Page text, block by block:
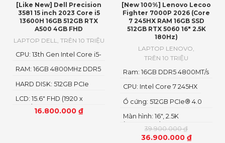
[Like New] Dell Precision
3581 15 inch 2023 Core i5
13600H 16GB 512GB RTX
A500 4GB FHD
LAPTOP DELL
TRÊN 10 TRIỆU
16.800.000 ₫
LCD: 15.6" FHD (1920 x
1080)
HARD DISK: 512GB PCIe
RAM: 16GB 4800MHz DDR5
CPU: 13th Gen Intel Core i5-
[New 100%] Lenovo Lecoo
Fighter 7000P 2026 (Core
7 245HX RAM 16GB SSD
512GB RTX 5060 16″ 2.5K
180Hz)
LAPTOP LENOVO
TRÊN 10 TRIỆU
39.900.000₫
36.900.000 ₫
Màn hình: 16″, 2.5K
(2560x1600) IPS, LED
Ổ cứng: 512GB PCIe® 4.0
CPU: Intel Core 7 245HX
Ram: 16GB DDR5 4800MT/s